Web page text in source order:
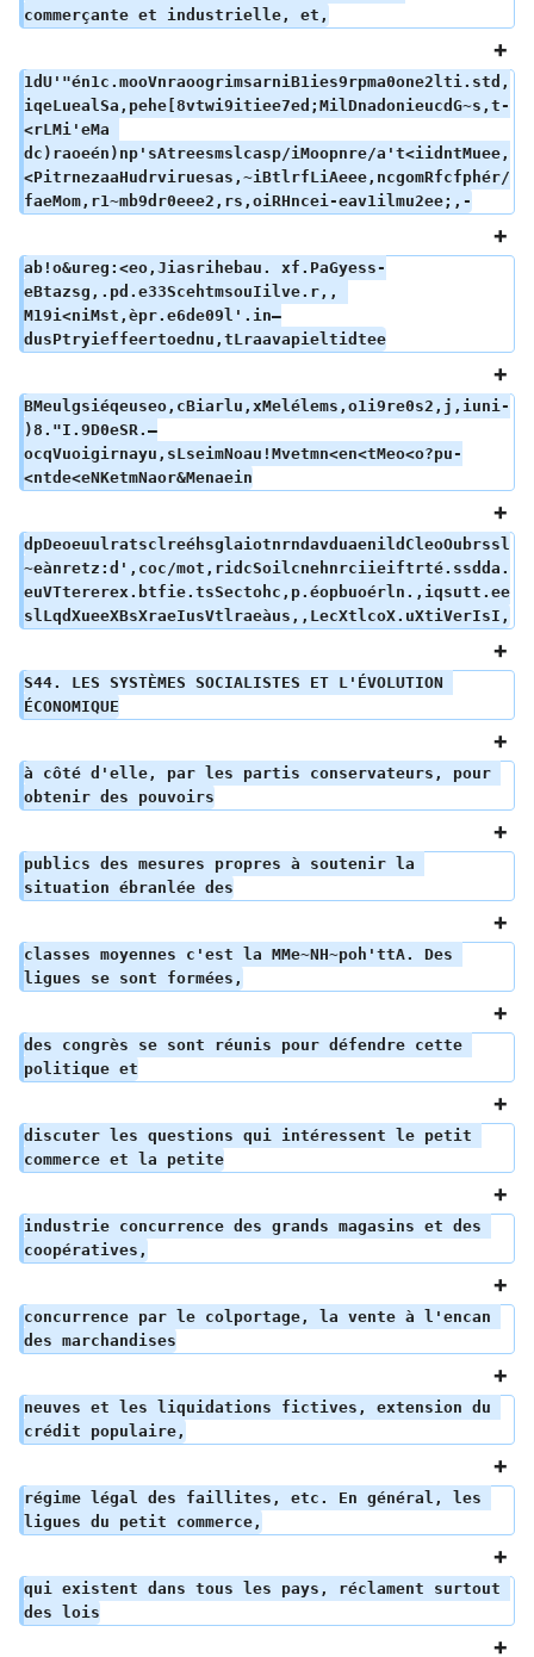
commerçante et industrielle, et,
1dU'"én1c.mooVnraoogrimsarniB1ies9rpma0one2lti.std,
iqeLuealSa,pehe[8vtwi9itiee7ed;MilDnadonieucdG~s,t-
<rLMi'eMa
dc)raoeén)np'sAtreesmslcasp/iMoopnre/a't<iidntMuee,
<PitrnezaaHudrviruesas,~iBtlrfLiAeee,ncgomRfcfphér/
faeMom,r1~mb9dr0eee2,rs,oiRHncei-eav1ilmu2ee;,-
ab!o&ureg:<eo,Jiasrihebau. xf.PaGyess-
eBtazsg,.pd.e33ScehtmsouIilve.r,,
M19i<niMst,èpr.e6de09l'.in–
dusPtryieffeertoednu,tLraavapieltidtee
BMeulgsiéqeuseo,cBiarlu,xMelélems,o1i9re0s2,j,iuni-
)8."I.9D0eSR.–
ocqVuoigirnayu,sLseimNoau!Mvetmn<en<tMeo<o?pu-
<ntde<eNKetmNaor&Menaein
dpDeoeuulratsclreéhsglaiotnrndavduaenildCleoOubrssl
~eànretz:d',coc/mot,ridcSoilcnehnrciieiftrté.ssdda.
euVTtererex.btfie.tsSectohc,p.éopbuoérln.,iqsutt.ee
slLqdXueeXBsXraeIusVtlraeàus,,LecXtlcoX.uXtiVerIsI,
S44. LES SYSTÈMES SOCIALISTES ET L'ÉVOLUTION
ÉCONOMIQUE
à côté d'elle, par les partis conservateurs, pour
obtenir des pouvoirs
publics des mesures propres à soutenir la
situation ébranlée des
classes moyennes c'est la MMe~NH~poh'ttA. Des
ligues se sont formées,
des congrès se sont réunis pour défendre cette
politique et
discuter les questions qui intéressent le petit
commerce et la petite
industrie concurrence des grands magasins et des
coopératives,
concurrence par le colportage, la vente à l'encan
des marchandises
neuves et les liquidations fictives, extension du
crédit populaire,
régime légal des faillites, etc. En général, les
ligues du petit commerce,
qui existent dans tous les pays, réclament surtout
des lois